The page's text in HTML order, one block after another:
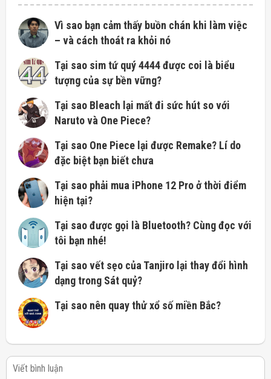
Vì sao bạn cảm thấy buồn chán khi làm việc
– và cách thoát ra khỏi nó
Tại sao sim tứ quý 4444 được coi là biểu
tượng của sự bền vững?
Tại sao Bleach lại mất đi sức hút so với
Naruto và One Piece?
Tại sao One Piece lại được Remake? Lí do
đặc biệt bạn biết chưa
Tại sao phải mua iPhone 12 Pro ở thời điểm
hiện tại?
Tại sao được gọi là Bluetooth? Cùng đọc với
tôi bạn nhé!
Tại sao vết sẹo của Tanjiro lại thay đổi hình
dạng trong Sát quỷ?
Tại sao nên quay thử xổ số miền Bắc?